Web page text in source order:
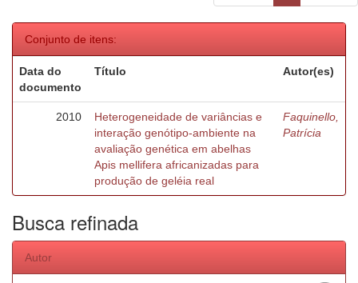
Conjunto de itens:
Data do
documento
Título Autor(es)
2010
Heterogeneidade de variâncias e
interação genótipo-ambiente na
avaliação genética em abelhas
Apis mellifera africanizadas para
produção de geléia real
Faquinello,
Patrícia
Busca refinada
Autor